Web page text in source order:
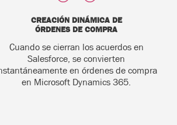
CREACIÓN DINÁMICA DE
ÓRDENES DE COMPRA
Cuando se cierran los acuerdos en
Salesforce, se convierten
en órdenes de compra
en Microsoft Dynamics 365.